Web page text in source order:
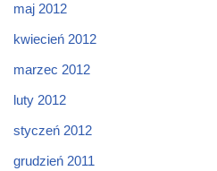
maj 2012
kwiecień 2012
marzec 2012
luty 2012
styczeń 2012
grudzień 2011